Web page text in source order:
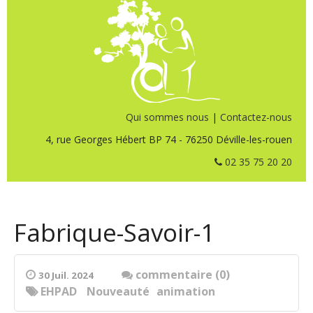
Qui sommes nous | Contactez-nous
4, rue Georges Hébert BP 74 - 76250 Déville-les-rouen
02 35 75 20 20
Fabrique-Savoir-1
30 Juil. 2024
commentaire (0)
animation
EHPAD Nouveauté